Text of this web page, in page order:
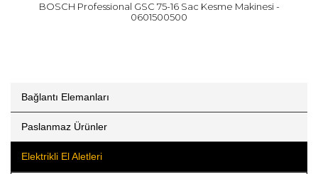
BOSCH Professional GSC 75-16 Sac Kesme Makinesi -
0601500500
Bağlantı Elemanları
Paslanmaz Ürünler
Elektrikli El Aletleri